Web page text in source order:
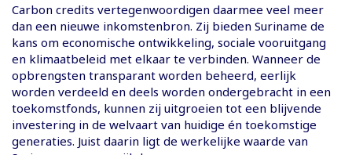
Carbon credits vertegenwoordigen daarmee veel meer
dan een nieuwe inkomstenbron. Zij bieden Suriname de
kans om economische ontwikkeling, sociale vooruitgang
en klimaatbeleid met elkaar te verbinden. Wanneer de
opbrengsten transparant worden beheerd, eerlijk
worden verdeeld en deels worden ondergebracht in een
toekomstfonds, kunnen zij uitgroeien tot een blijvende
investering in de welvaart van huidige én toekomstige
generaties. Juist daarin ligt de werkelijke waarde van